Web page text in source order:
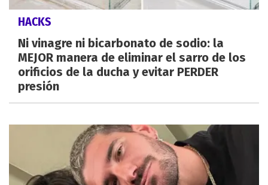
HACKS
Ni vinagre ni bicarbonato de sodio: la
MEJOR manera de eliminar el sarro de los
orificios de la ducha y evitar PERDER
presión